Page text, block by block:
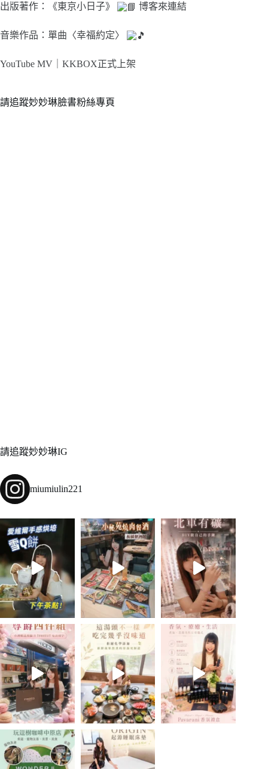
出版著作：《東京小日子》 博客來連結
音樂作品：單曲〈幸福約定〉
YouTube MV｜ KKBOX正式上架
請追蹤妙妙琳臉書粉絲專頁
請追蹤妙妙琳IG
miumiulin221